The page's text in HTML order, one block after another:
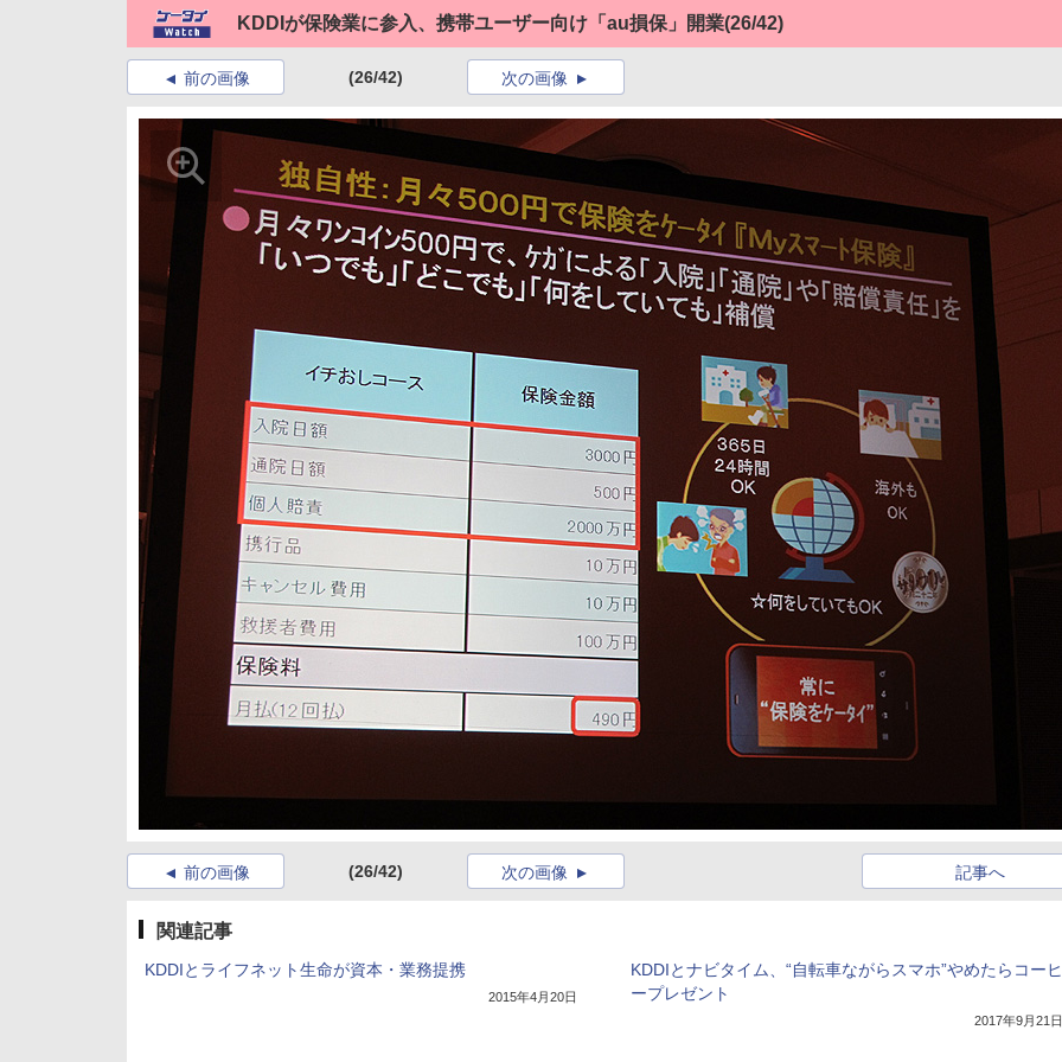
KDDIが保険業に参入、携帯ユーザー向け「au損保」開業(26/42)
前の画像 (26/42) 次の画像
前の画像 (26/42) 記事へ
次の画像
関連記事
KDDIとライフネット生命が資本・業務提携
2015年4月20日
KDDIとナビタイム、“自転車ながらスマホ”やめたらコーヒ
ープレゼント
2017年9月21日